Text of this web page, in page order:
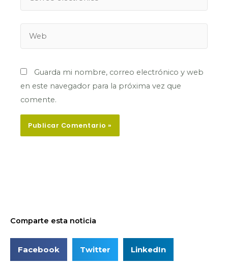
Guarda mi nombre, correo electrónico y web
en este navegador para la próxima vez que
comente.
Comparte esta noticia
Facebook Twitter LinkedIn